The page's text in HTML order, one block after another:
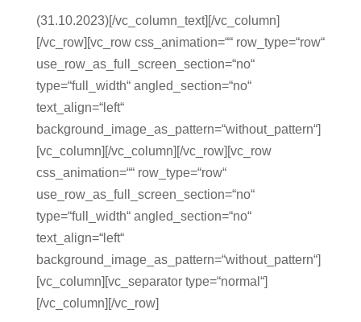
(31.10.2023)[/vc_column_text][/vc_column]
[/vc_row][vc_row css_animation=““ row_type=“row“
use_row_as_full_screen_section=“no“
type=“full_width“ angled_section=“no“
text_align=“left“
background_image_as_pattern=“without_pattern“]
[vc_column][/vc_column][/vc_row][vc_row
css_animation=““ row_type=“row“
use_row_as_full_screen_section=“no“
type=“full_width“ angled_section=“no“
text_align=“left“
background_image_as_pattern=“without_pattern“]
[vc_column][vc_separator type=“normal“]
[/vc_column][/vc_row]